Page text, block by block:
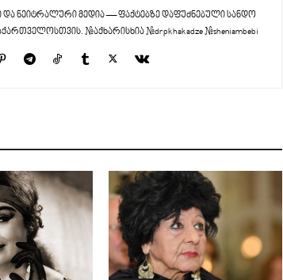
ნეიტრალური მედია — ფაქტებზე დაფუძნებული სანდო
#აქხარისხია #drpkhakadze #sheniambebi